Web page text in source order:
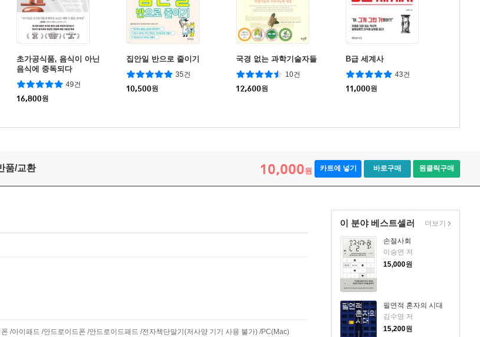
초가공식품, 음식이 아닌
음식에 중독되다
49건
16,800원
집안일 반으로 줄이기
35건
10,500원
국경 없는 과학기술자들
10건
12,600원
B급 세계사
43건
11,000원
품/교환 10,000원 카트에 넣기 바로구매 원클릭구매
이 분야 베스트셀러
손절사회
이승연 저
15,000원
필연적 혼자의 시대
김수영 저
15,200원
더보기
/아이패드 /안드로이드폰 /안드로이드패드 /전자책단말기(저사양 기기 사용 불가) /PC(Mac)